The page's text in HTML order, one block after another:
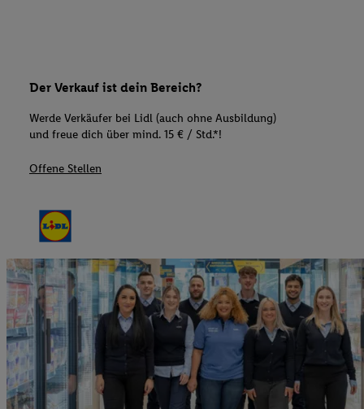
Der Verkauf ist dein Bereich?
Werde Verkäufer bei Lidl (auch ohne Ausbildung)
und freue dich über mind. 15 € / Std.*!
Offene Stellen